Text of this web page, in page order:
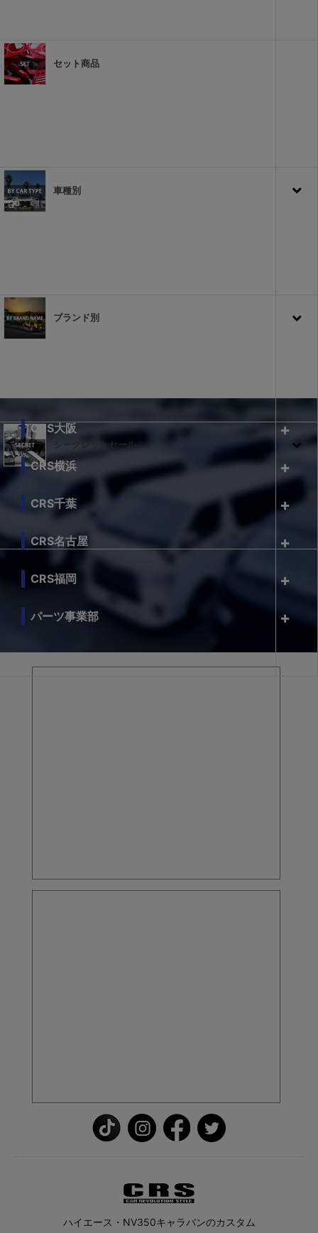
セット商品
車種別
ブランド別
シークレットセール
CRS大阪
CRS横浜
CRS千葉
CRS名古屋
CRS福岡
パーツ事業部
ハイエース・NV350キャラバンのカスタム